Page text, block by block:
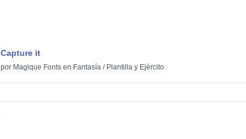
Capture it
por Magique Fonts en Fantasía / Plantilla y Ejército